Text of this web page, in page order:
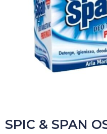
SPIC & SPAN